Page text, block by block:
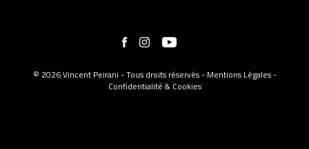
© 2026 Vincent Peirani - Tous droits réservés - Mentions Légales-
Confidentialité & Cookies